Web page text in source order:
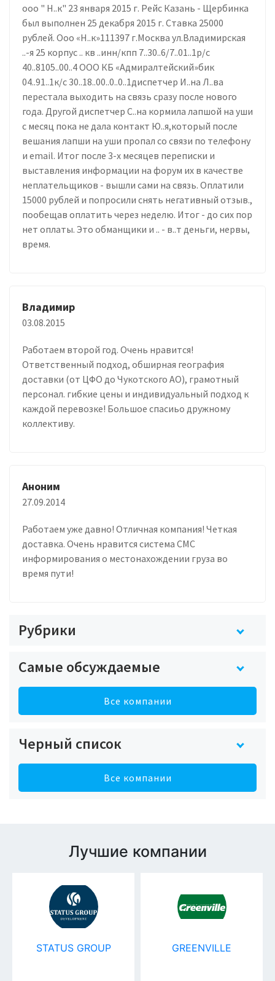
ооо " Н..к" 23 января 2015 г. Рейс Казань - Щербинка
был выполнен 25 декабря 2015 г. Ставка 25000
рублей. Ооо «Н..к»111397 г.Москва ул.Владимирская
..-я 25 корпус .. кв ..инн/кпп 7..30..6/7..01..1р/с
40..8105..00..4 ООО КБ «Адмиралтейский»бик
04..91..1к/с 30..18..00..0..0..1диспетчер И..на Л..ва
перестала выходить на связь сразу после нового
года. Другой диспетчер С..на кормила лапшой на уши
с месяц пока не дала контакт Ю..я,который после
вешания лапши на уши пропал со связи по телефону
и email. Итог после 3-х месяцев переписки и
выставления информации на форум их в качестве
неплательщиков - вышли сами на связь. Оплатили
15000 рублей и попросили снять негативный отзыв.,
пообещав оплатить через неделю. Итог - до сих пор
нет оплаты. Это обманщики и .. - в..т деньги, нервы,
время.
Владимир
03.08.2015
Работаем второй год. Очень нравится!
Ответственный подход, обширная география
доставки (от ЦФО до Чукотского АО), грамотный
персонал. гибкие цены и индивидуальный подход к
каждой перевозке! Большое спасиьо дружному
коллективу.
Аноним
27.09.2014
Работаем уже давно! Отличная компания! Четкая
доставка. Очень нравится система СМС
информирования о местонахождении груза во
время пути!
Рубрики
Самые обсуждаемые
Все компании
Черный список
Все компании
Лучшие компании
STATUS GROUP GREENVILLE